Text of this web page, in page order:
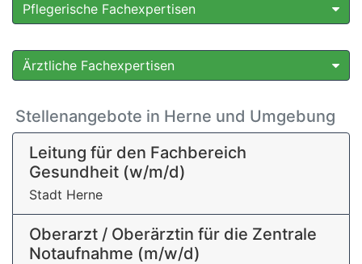
Pflegerische Fachexpertisen
Ärztliche Fachexpertisen
Stellenangebote in Herne und Umgebung
Leitung für den Fachbereich
Gesundheit (w/m/d)
Stadt Herne
Oberarzt / Oberärztin für die Zentrale
Notaufnahme (m/w/d)